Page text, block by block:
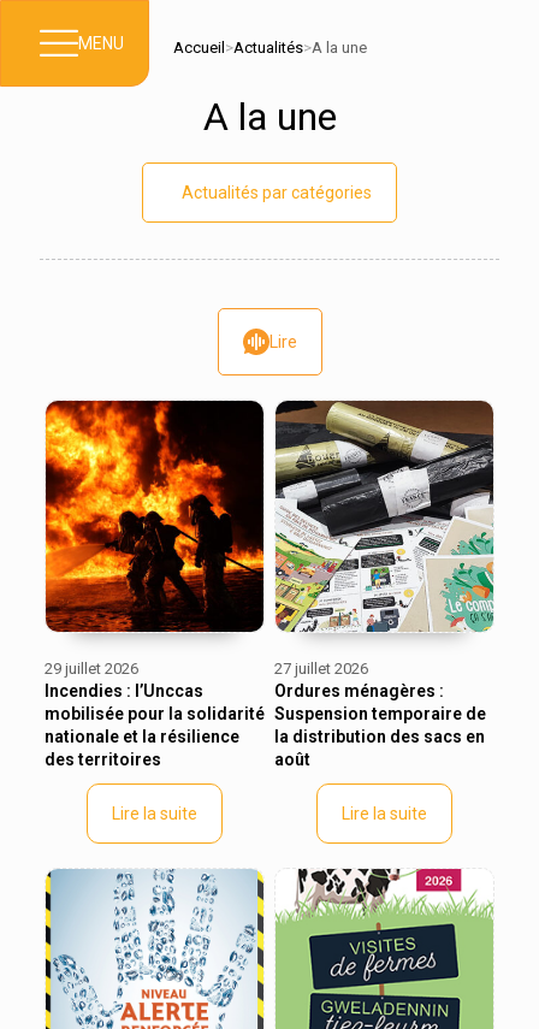
MENU Accueil >Actualités>A la une
A la une
Actualités par catégories
Lire
29 juillet 2026
Incendies : l’Unccas
mobilisée pour la solidarité
nationale et la résilience
des territoires
Lire la suite
27 juillet 2026
Ordures ménagères :
Suspension temporaire de
la distribution des sacs en
août
Lire la suite